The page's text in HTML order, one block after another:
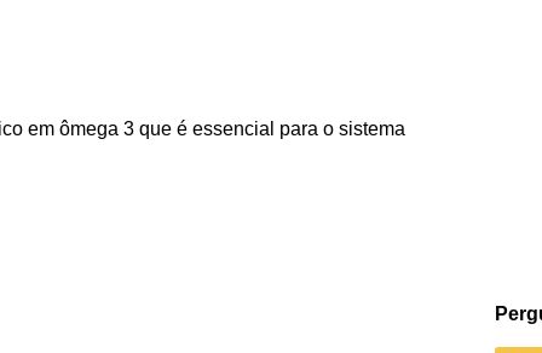
em ômega 3 que é essencial para o sistema